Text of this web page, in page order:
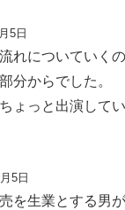
5日
れについていく
分からでした。
ょっと出演して
5日
を生業とする男